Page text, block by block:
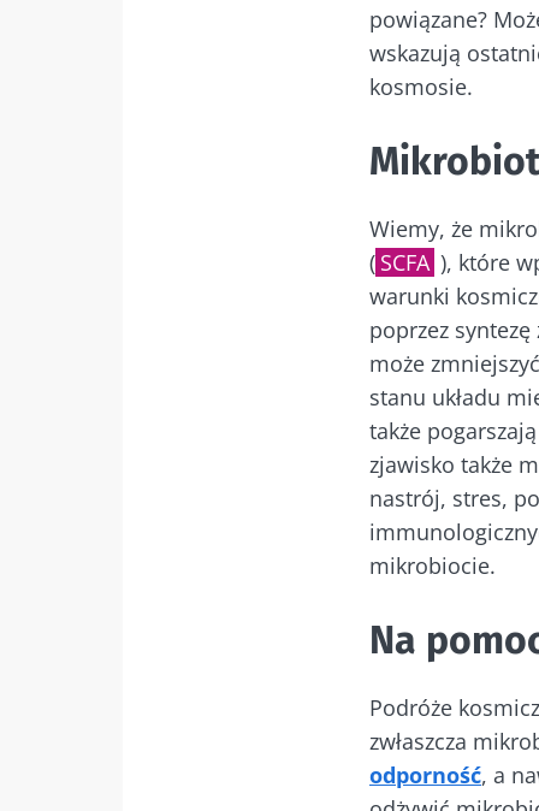
powiązane?
wskazują
kosmosie.
Wiemy, że
( SCFA ), które
warunki
poprzez
może
stanu układu
także
zjawisko także
nastrój, stres,
mikrobiocie.
Na
Podróże
zwłaszcza
odporność, a
Zamierzasz
być na
Dołącz do
być na
* Pole obowiązkowe
BMI 20-35